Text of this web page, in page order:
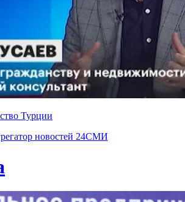
Турции
новостей 24СМИ